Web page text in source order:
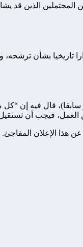
الذين قد
بشأن
قال فيه إن “كل
فيجب أن تستقيل
هذا الإعلان المفاجئ.